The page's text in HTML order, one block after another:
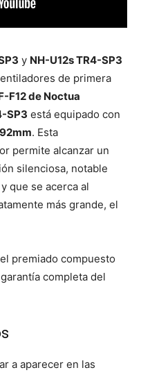
y NH-U12s TR4-SP3
de primera
F12 de Noctua
SP3 está equipado con
. Esta
permite alcanzar un
silenciosa, notable
que se acerca al
más grande, el
premiado compuesto
completa del
a aparecer en las